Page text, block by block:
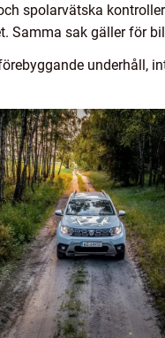
spolarvätska
Samma sak gäller för
underhåll,